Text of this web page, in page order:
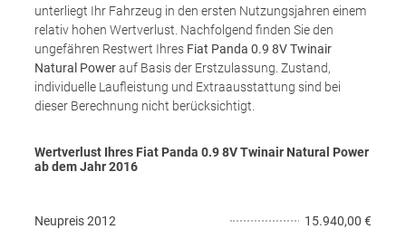
unterliegt Ihr Fahrzeug in den ersten Nutzungsjahren einem
relativ hohen Wertverlust. Nachfolgend finden Sie den
ungefähren Restwert Ihres Fiat Panda 0.9 8V Twinair
Natural Powerauf Basis der Erstzulassung. Zustand,
individuelle Laufleistung und Extraausstattung sind bei
dieser Berechnung nicht berücksichtigt.
Wertverlust Ihres Fiat Panda 0.9 8V Twinair Natural Power
ab dem Jahr2016
Neupreis2012 15.940,00 €